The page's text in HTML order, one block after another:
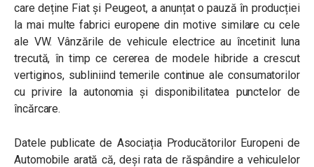
care deține Fiat și Peugeot, a anunțat o pauză în producției
la mai multe fabrici europene din motive similare cu cele
ale VW. Vânzările de vehicule electrice au încetinit luna
trecută, în timp ce cererea de modele hibride a crescut
vertiginos, subliniind temerile continue ale consumatorilor
cu privire la autonomia și disponibilitatea punctelor de
încărcare.
Datele publicate de Asociația Producătorilor Europeni de
Automobile arată că, deși rata de răspândire a vehiculelor